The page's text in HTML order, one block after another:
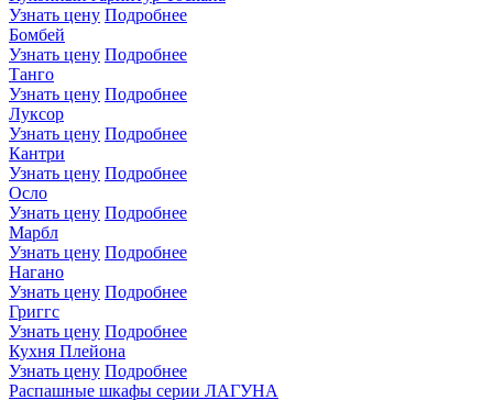
Узнать цену Подробнее
Бомбей
Узнать цену Подробнее
Танго
Узнать цену Подробнее
Луксор
Узнать цену Подробнее
Кантри
Узнать цену Подробнее
Осло
Узнать цену Подробнее
Марбл
Узнать цену Подробнее
Нагано
Узнать цену Подробнее
Григгс
Узнать цену Подробнее
Кухня Плейона
Узнать цену Подробнее
Распашные шкафы серии ЛАГУНА